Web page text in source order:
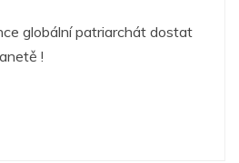
globální patriarchát dostat
!